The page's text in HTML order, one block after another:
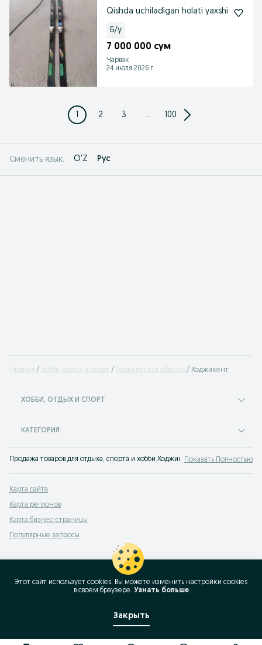
Qishda uchiladigan holati yaxshi
Б/у
7 000 000 сум
Чарвак
24 июля 2026 г.
1 2 3 ... 100
Сменить язык: O'Z Рус
Главная Хобби, отдых и спорт Ташкентская область Ходжикент
ХОББИ, ОТДЫХ И СПОРТ
КАТЕГОРИЯ
Продажа товаров для отдыха, спорта и хобби Ходжикент - множество
Показать Полностью
Карта сайта
Карта регионов
Карта бизнес-страницы
Популярные запросы
Этот сайт использует cookies. Вы можете изменить настройки cookies
в своeм браузере. Узнать больше
Закрыть